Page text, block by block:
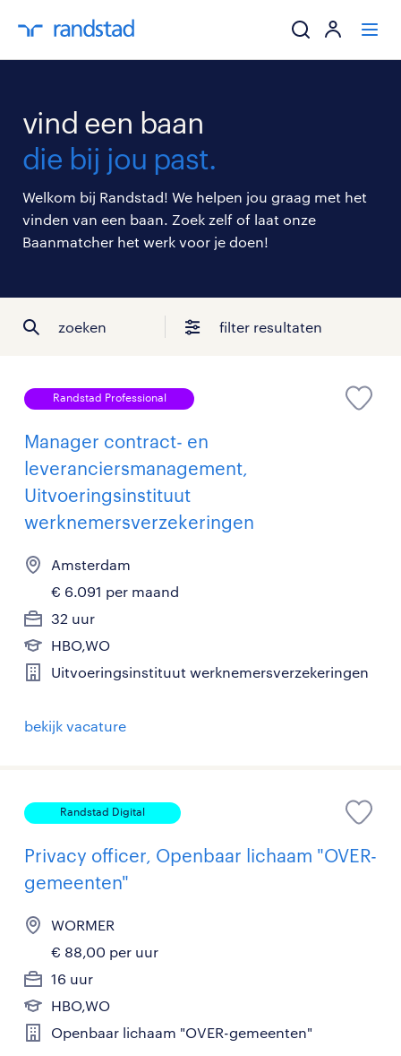
mijn carrière
over randstad
vind een baan
die bij jou past.
Welkom bij Randstad! We helpen jou graag met het
vinden van een baan. Zoek zelf of laat onze
Baanmatcher het werk voor je doen!
zoeken filter resultaten
Randstad Professional
Manager contract- en
leveranciersmanagement,
Uitvoeringsinstituut
werknemersverzekeringen
Amsterdam
€ 6.091 per maand
32 uur
HBO,WO
Uitvoeringsinstituut werknemersverzekeringen
bekijk vacature
Randstad Digital
Privacy officer, Openbaar lichaam "OVER-
gemeenten"
WORMER
€ 88,00 per uur
16 uur
HBO,WO
Openbaar lichaam "OVER-gemeenten"